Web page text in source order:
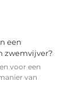
een
zwemvijver?
voor een
van